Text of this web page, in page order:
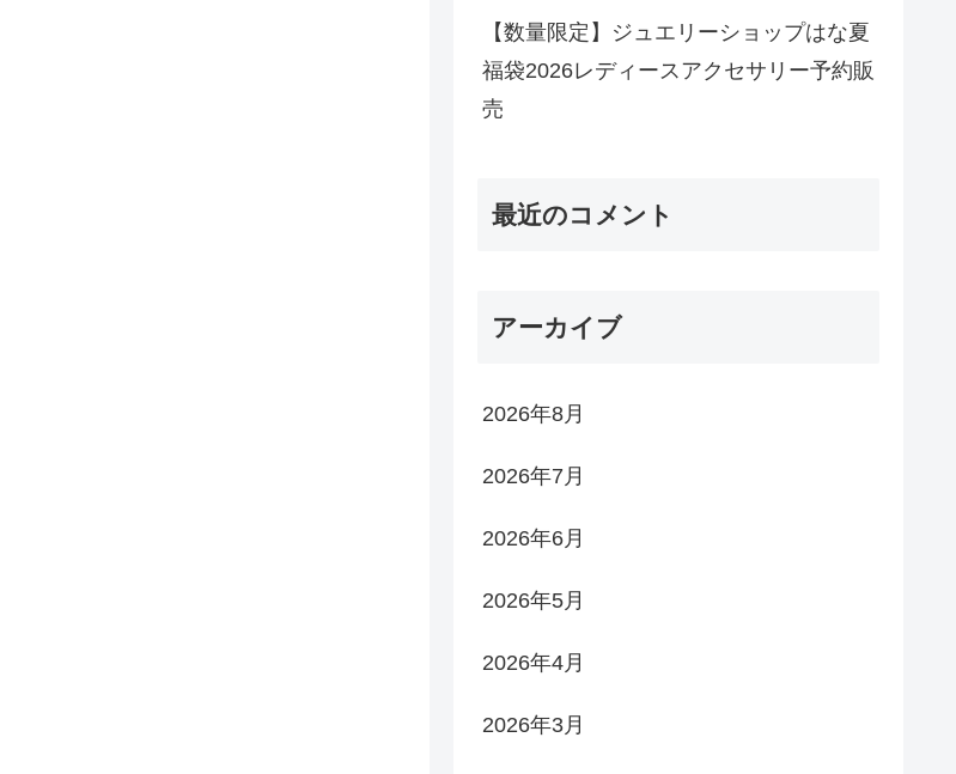
【数量限定】ジュエリーショップはな夏
福袋2026レディースアクセサリー予約販
売
最近のコメント
アーカイブ
2026年8月
2026年7月
2026年6月
2026年5月
2026年4月
2026年3月